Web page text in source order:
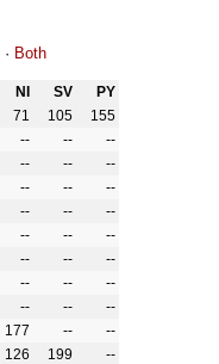
· Both
NI SV
PY
71 105
155
-- --
--
-- --
--
-- --
--
-- --
--
-- --
--
-- --
--
-- --
--
-- --
--
177 --
--
126 199
--